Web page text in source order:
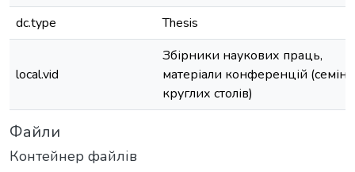
dc.type
Thesis
local.vid
Збірники наукових праць,
матеріали конференцій
круглих столів)
Файли
Контейнер файлів